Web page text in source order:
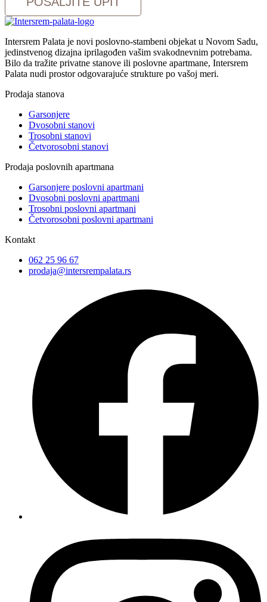
Intersrem Palata je novi poslovno-stambeni objekat u Novom Sadu,
jedinstvenog dizajna iprilagođen vašim svakodnevnim potrebama.
Bilo da tražite privatne stanove ili poslovne apartmane, Intersrem
Palata nudi prostor odgovarajuće strukture po vašoj meri.
Prodaja stanova
Garsonjere
Dvosobni stanovi
Trosobni stanovi
Četvorosobni stanovi
Prodaja poslovnih apartmana
Garsonjere poslovni apartmani
Dvosobni poslovni apartmani
Trosobni poslovni apartmani
Četvorosobni poslovni apartmani
Kontakt
062 25 96 67
prodaja@intersrempalata.rs